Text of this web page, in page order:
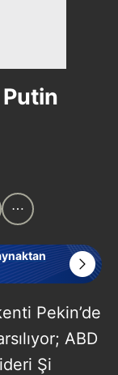
Pekin’de
ABD
Şi